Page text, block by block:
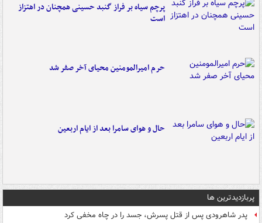
پرچم سیاه بر فراز گنبد حسینی همچنان در اهتزاز
است
حرم امیرالمومنین محیای آخر صفر شد
حال و هوای سامرا بعد از ایام اربعین
پربازدیدترین ها
پدر شاهرودی پس از قتل پسرش، جسد را در چاه مخفی کرد